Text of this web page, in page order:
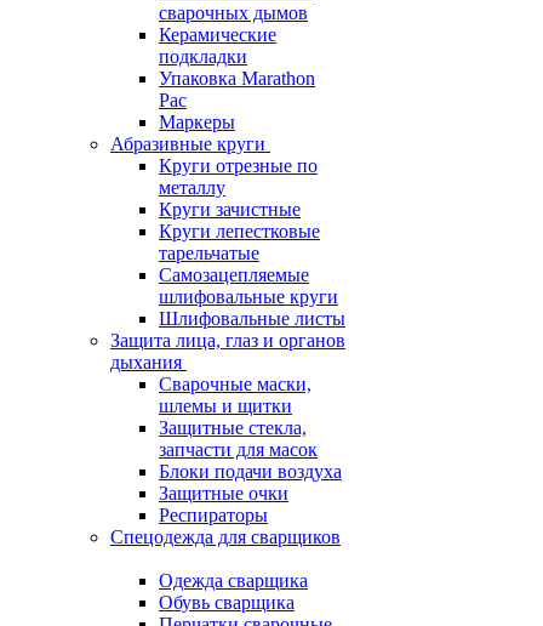
сварочных дымов
Керамические
подкладки
Упаковка Marathon
Pac
Маркеры
Абразивные круги
Круги отрезные по
металлу
Круги зачистные
Круги лепестковые
тарельчатые
Самозацепляемые
шлифовальные круги
Шлифовальные листы
Защита лица, глаз и органов
дыхания
Сварочные маски,
шлемы и щитки
Защитные стекла,
запчасти для масок
Блоки подачи воздуха
Защитные очки
Респираторы
Спецодежда для сварщиков
Одежда сварщика
Обувь сварщика